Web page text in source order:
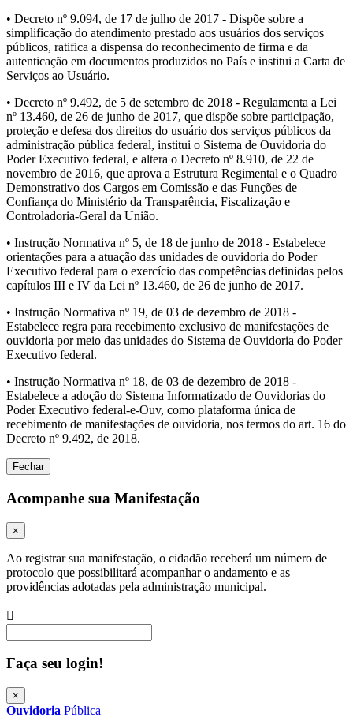
• Decreto nº 9.094, de 17 de julho de 2017 - Dispõe sobre a
simplificação do atendimento prestado aos usuários dos serviços
públicos, ratifica a dispensa do reconhecimento de firma e da
autenticação em documentos produzidos no País e institui a Carta de
Serviços ao Usuário.
• Decreto nº 9.492, de 5 de setembro de 2018 - Regulamenta a Lei
nº 13.460, de 26 de junho de 2017, que dispõe sobre participação,
proteção e defesa dos direitos do usuário dos serviços públicos da
administração pública federal, institui o Sistema de Ouvidoria do
Poder Executivo federal, e altera o Decreto nº 8.910, de 22 de
novembro de 2016, que aprova a Estrutura Regimental e o Quadro
Demonstrativo dos Cargos em Comissão e das Funções de
Confiança do Ministério da Transparência, Fiscalização e
Controladoria-Geral da União.
• Instrução Normativa nº 5, de 18 de junho de 2018 - Estabelece
orientações para a atuação das unidades de ouvidoria do Poder
Executivo federal para o exercício das competências definidas pelos
capítulos III e IV da Lei nº 13.460, de 26 de junho de 2017.
• Instrução Normativa nº 19, de 03 de dezembro de 2018 -
Estabelece regra para recebimento exclusivo de manifestações de
ouvidoria por meio das unidades do Sistema de Ouvidoria do Poder
Executivo federal.
• Instrução Normativa nº 18, de 03 de dezembro de 2018 -
Estabelece a adoção do Sistema Informatizado de Ouvidorias do
Poder Executivo federal-e-Ouv, como plataforma única de
recebimento de manifestações de ouvidoria, nos termos do art. 16 do
Decreto nº 9.492, de 2018.
Fechar
Acompanhe sua Manifestação
×
Ao registrar sua manifestação, o cidadão receberá um número de
protocolo que possibilitará acompanhar o andamento e as
providências adotadas pela administração municipal.
Faça seu login!
×
Ouvidoria Pública